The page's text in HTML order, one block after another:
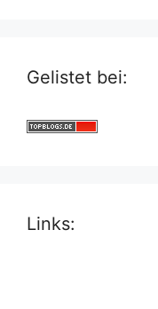
Gelistet bei:
Links: